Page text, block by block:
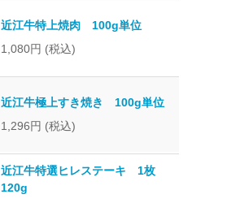
近江牛特上焼肉 100g単位
1,080円 (税込)
近江牛極上すき焼き 100g単位
1,296円 (税込)
近江牛特選ヒレステーキ 1枚
120g